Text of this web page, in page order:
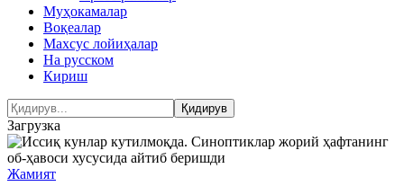
Муҳокамалар
Воқеалар
Махсус лойиҳалар
На русском
Кириш
Загрузка
Жамият